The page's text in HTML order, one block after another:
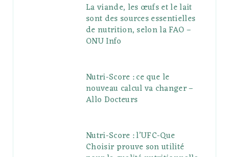
La viande, les œufs et le lait
sont des sources essentielles
de nutrition, selon la FAO –
ONU Info
Nutri-Score : ce que le
nouveau calcul va changer –
Allo Docteurs
Nutri-Score : l’UFC-Que
Choisir prouve son utilité